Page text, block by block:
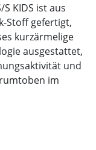
S KIDS ist aus
Stoff gefertigt,
kurzärmelige
ausgestattet,
und
im